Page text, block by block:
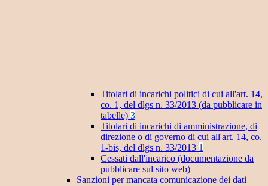
Titolari di incarichi politici di cui all'art. 14,
co. 1, del dlgs n. 33/2013 (da pubblicare in
tabelle) 3
Titolari di incarichi di amministrazione, di
direzione o di governo di cui all'art. 14, co.
1-bis, del dlgs n. 33/2013 1
Cessati dall'incarico (documentazione da
pubblicare sul sito web)
Sanzioni per mancata comunicazione dei dati